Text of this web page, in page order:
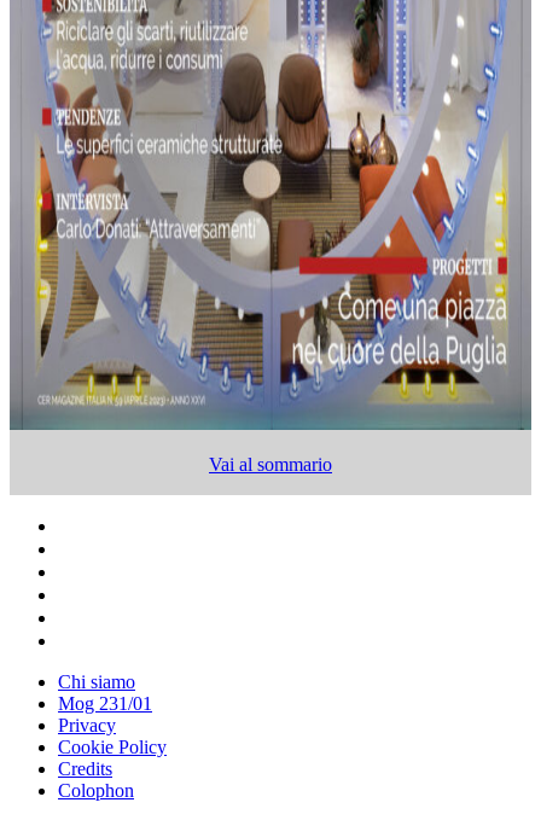
Vai al sommario
Chi siamo
Mog 231/01
Privacy
Cookie Policy
Credits
Colophon